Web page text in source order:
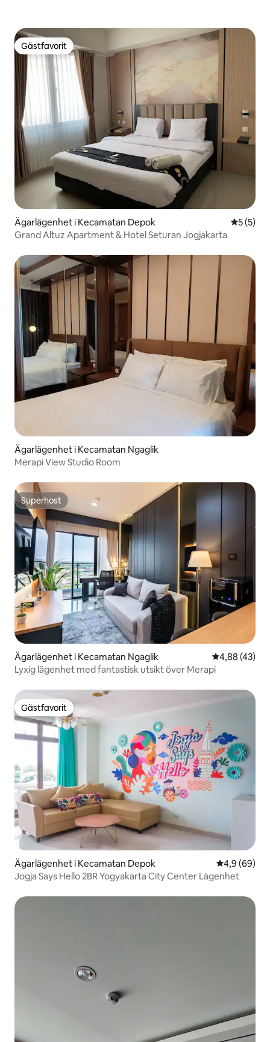
Gästfavorit
Gästfavorit
Ägarlägenhet i Kecamatan Depok 5 av 5 i
5 (5)
Grand Altuz Apartment & Hotel Seturan Jogjakarta
Ägarlägenhet i Kecamatan Ngaglik
Merapi View Studio Room
Superhost
Superhost
Ägarlägenhet i Kecamatan Ngaglik 4,88 av 5 i
4,88 (43)
Lyxig lägenhet med fantastisk utsikt över Merapi
Gästfavorit
Gästfavorit
Ägarlägenhet i Kecamatan Depok 4,9 av 5 i
4,9 (69)
Jogja Says Hello 2BR Yogyakarta City Center Lägenhet